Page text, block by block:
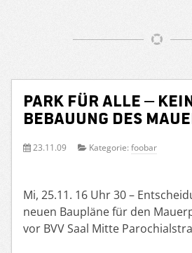
Park für alle –
Bebauung des
23.11.09 Kategorie: foobar
Mi, 25.11. 16 Uhr 30 –
neuen Baupläne für den
vor BVV Saal Mitte